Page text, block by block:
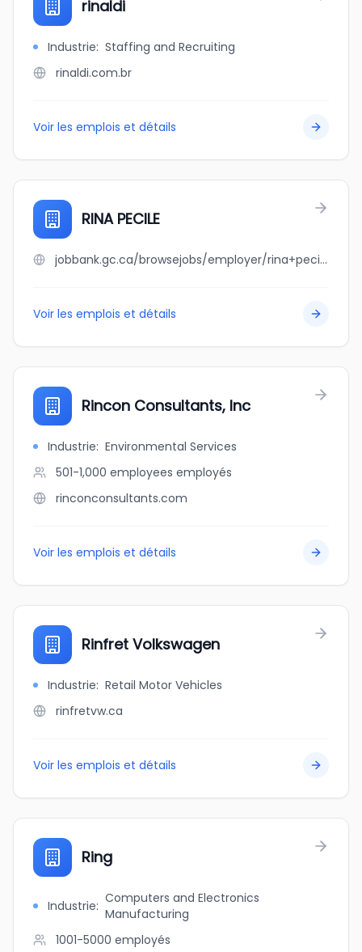
rinaldi
Industrie: Staffing and Recruiting
rinaldi.com.br
Voir les emplois et détails
RINA PECILE
jobbank.gc.ca/browsejobs/employer/rina+pecile/ca
Voir les emplois et détails
Rincon Consultants, Inc
Industrie: Environmental Services
501-1,000 employees employés
rinconconsultants.com
Voir les emplois et détails
Rinfret Volkswagen
Industrie: Retail Motor Vehicles
rinfretvw.ca
Voir les emplois et détails
Ring
Industrie: Computers and Electronics
Manufacturing
1001-5000 employés